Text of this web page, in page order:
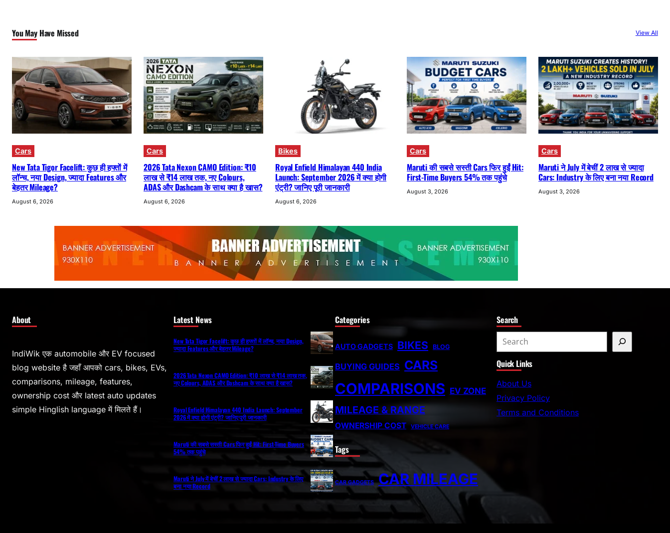
You May Have Missed View All
Cars
New Tata Tigor Facelift: कुछ ही हफ्तों में
लॉन्च, नया Design, ज्यादा Features और
बेहतर Mileage?
August 6, 2026
Cars
2026 Tata Nexon CAMO Edition: ₹10
लाख से ₹14 लाख तक, नए Colours,
ADAS और Dashcam के साथ क्या है खास?
August 6, 2026
Bikes
Royal Enfield Himalayan 440 India
Launch: September 2026 में क्या होगी
एंट्री? जानिए पूरी जानकारी
August 6, 2026
Cars
Maruti की सबसे सस्ती Cars फिर हुईं Hit:
First-Time Buyers 54% तक पहुंचे
August 3, 2026
Cars
Maruti ने July में बेचीं 2 लाख से ज्यादा
Cars: Industry के लिए बना नया Record
August 3, 2026
About
IndiWik एक automobile और EV focused
blog website है जहाँ आपको cars, bikes, EVs,
comparisons, mileage, features,
ownership cost और latest auto updates
simple Hinglish language में मिलते हैं।
Latest News
New Tata Tigor Facelift: कुछ ही हफ्तों में लॉन्च, नया Design,
ज्यादा Features और बेहतर Mileage?
2026 Tata Nexon CAMO Edition: ₹10 लाख से ₹14 लाख तक,
नए Colours, ADAS और Dashcam के साथ क्या है खास?
Royal Enfield Himalayan 440 India Launch: September
2026 में क्या होगी एंट्री? जानिए पूरी जानकारी
Maruti की सबसे सस्ती Cars फिर हुईं Hit: First-Time Buyers
54% तक पहुंचे
Maruti ने July में बेचीं 2 लाख से ज्यादा Cars: Industry के लिए
बना नया Record
Categories
AUTO GADGETS BIKES BLOG
BUYING GUIDES CARS
COMPARISONS EV ZONE
MILEAGE & RANGE
OWNERSHIP COST VEHICLE CARE
Tags
CAR GADGETS CAR MILEAGE
Search
Quick Links
About Us
Privacy Policy
Terms and Conditions